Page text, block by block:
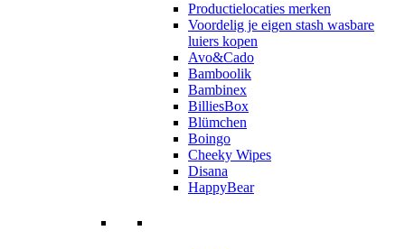
Productielocaties merken
Voordelig je eigen stash wasbare
luiers kopen
Avo&Cado
Bamboolik
Bambinex
BilliesBox
Blümchen
Boingo
Cheeky Wipes
Disana
HappyBear